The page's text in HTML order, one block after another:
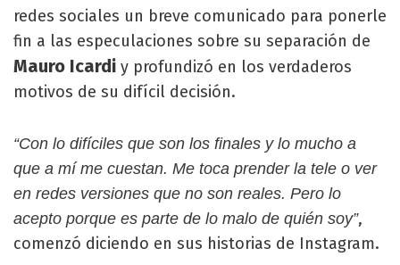
redes sociales un breve comunicado para ponerle
fin a las especulaciones sobre su separación de
Mauro Icardi y profundizó en los verdaderos
motivos de su difícil decisión.
“Con lo difíciles que son los finales y lo mucho a
que a mí me cuestan. Me toca prender la tele o ver
en redes versiones que no son reales. Pero lo
acepto porque es parte de lo malo de quién soy”,
comenzó diciendo en sus historias de Instagram.